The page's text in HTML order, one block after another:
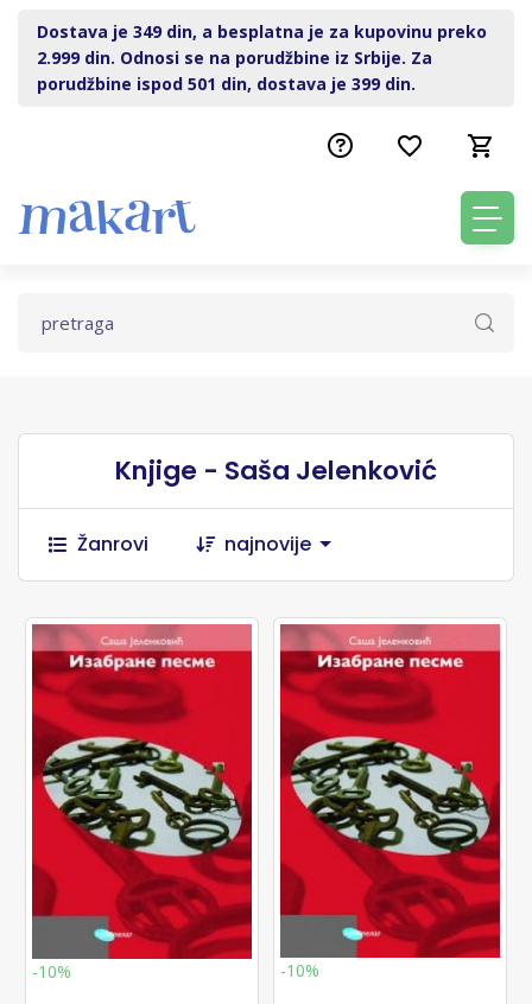
Dostava je 349 din, a besplatna je za kupovinu preko
2.999 din. Odnosi se na porudžbine iz Srbije. Za
porudžbine ispod 501 din, dostava je 399 din.
Knjige - Saša Jelenković
Žanrovi najnovije
-10% -10%